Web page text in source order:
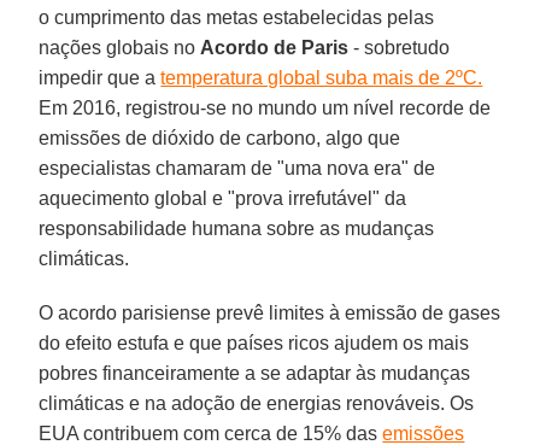
o cumprimento das metas estabelecidas pelas
nações globais no Acordo de Paris - sobretudo
impedir que atemperatura global suba mais de 2ºC.
Em 2016, registrou-se no mundo um nível recorde de
emissões de dióxido de carbono, algo que
especialistas chamaram de "uma nova era" de
aquecimento global e "prova irrefutável" da
responsabilidade humana sobre as mudanças
climáticas.
O acordo parisiense prevê limites à emissão de gases
do efeito estufa e que países ricos ajudem os mais
pobres financeiramente a se adaptar às mudanças
climáticas e na adoção de energias renováveis. Os
EUA contribuem com cerca de 15% dasemissões